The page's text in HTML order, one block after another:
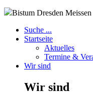
Bistum Dresden Meissen
Suche ...
Startseite
Aktuelles
Termine &
Wir sind
Wir sind